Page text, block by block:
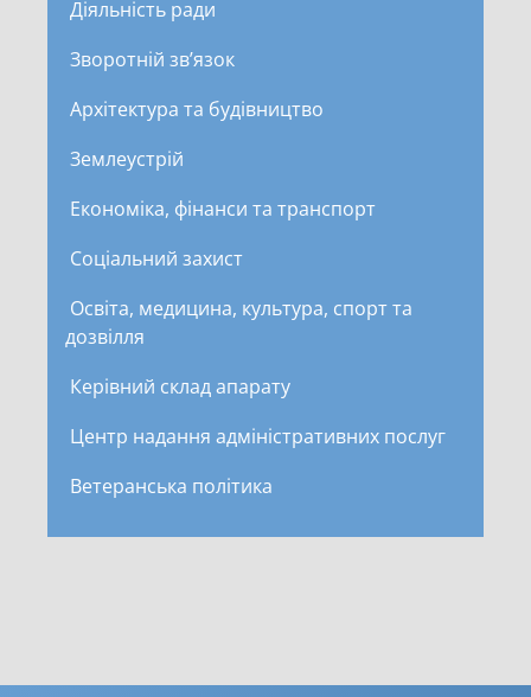
Діяльність ради
Зворотній зв’язок
Архітектура та будівництво
Землеустрій
Економіка, фінанси та транспорт
Соціальний захист
Освіта, медицина, культура, спорт та
дозвілля
Керівний склад апарату
Центр надання адміністративних послуг
Ветеранська політика